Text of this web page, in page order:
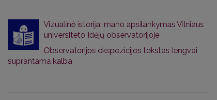
Vizualinė istorija: mano apsilankymas Vilniaus
universiteto Idėjų observatorijoje
Observatorijos ekspozicijos tekstas lengvai
suprantama kalba